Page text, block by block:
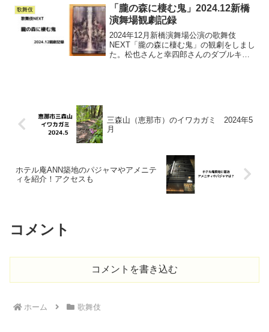
でもある相生座の収容人数、駐車場や歴
史などについて紹介します。
歌舞伎
「朧の森に棲む鬼」2024.12新橋
演舞場観劇記録
2024年12月新橋演舞場公演の歌舞伎
NEXT「朧の森に棲む鬼」の観劇をしまし
た。松也さんと幸四郎さんのダブルキャ
三森山（恵那市）のイワカガミ 2024年5
月
ホテル庵ANN築地のパジャマやアメニテ
ィを紹介！アクセスも
コメント
コメントを書き込む
ホーム 歌舞伎